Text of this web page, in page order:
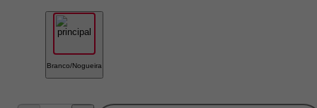
Branco/Nogueira